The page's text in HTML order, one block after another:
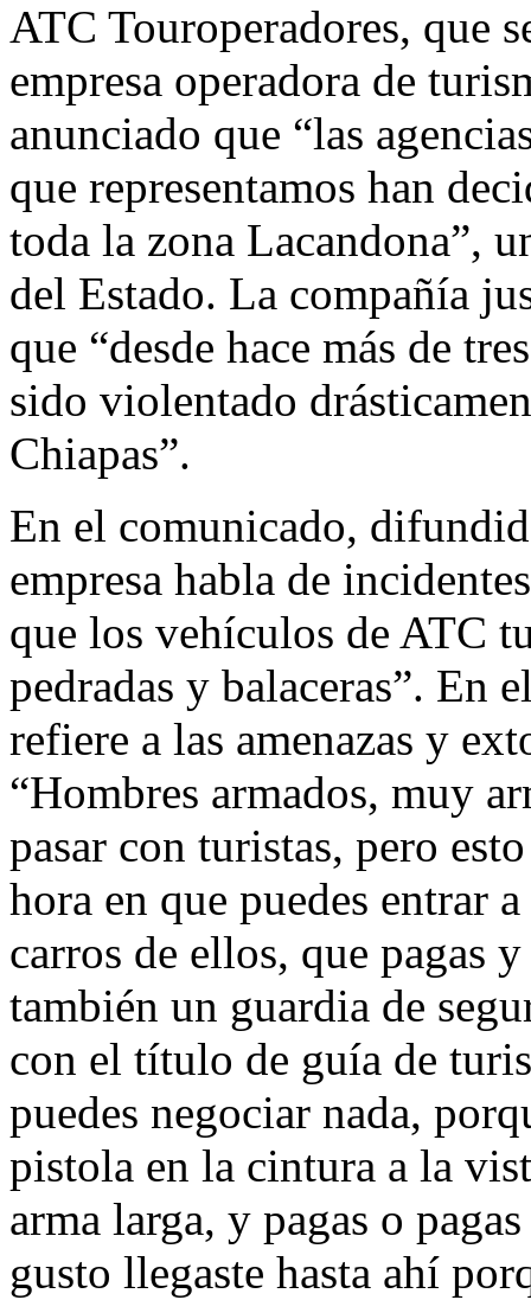
ATC Touroperadores, que
empresa operadora de
anunciado que “las
que representamos han
toda la zona Lacandona”,
del Estado. La compañía
que “desde hace más de
sido violentado
Chiapas”.
En el comunicado,
empresa habla de
que los vehículos de ATC
pedradas y balaceras”. En
refiere a las amenazas y
“Hombres armados, muy
pasar con turistas, pero
hora en que puedes entrar
carros de ellos, que pagas
también un guardia de
con el título de guía de
puedes negociar nada,
pistola en la cintura a la
arma larga, y pagas o
gusto llegaste hasta ahí